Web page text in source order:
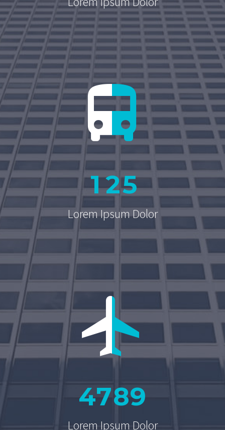


125
Lorem Ipsum Dolor


4789
Lorem Ipsum Dolor